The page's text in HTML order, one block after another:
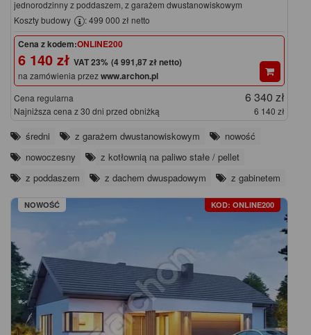
jednorodzinny z poddaszem, z garażem dwustanowiskowym
Koszty budowy
: 499 000 zł netto
Cena z kodem:ONLINE200
6 140 zł (4 991,87 zł netto)
na zamówienia przezwww.archon.pl
Cena regularna 6 340 zł
Najniższa cena z 30 dni przed obniżką 6 140 zł
średni z garażem dwustanowiskowym
nowość
nowoczesny
z kotłownią na paliwo stałe / pellet
z poddaszem
z dachem dwuspadowym z gabinetem
NOWOŚĆ KOD: ONLINE200